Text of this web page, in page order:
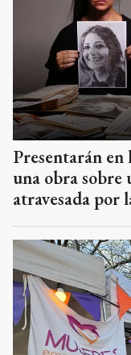
Presentarán
una obra
atravesada por